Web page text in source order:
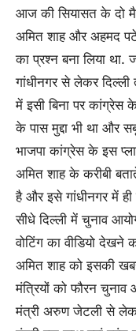
आज की सियासत के दो
अमित शाह और अहमद
का प्रश्न बना लिया
गांधीनगर से लेकर
में इसी बिना पर कांग्रेस
के पास मुद्दा भी था और
भाजपा कांग्रेस के इस
अमित शाह के करीबी
है और इसे गांधीनगर में
सीधे दिल्ली में चुनाव
वोटिंग का वीडियो देखने
अमित शाह को इसकी
मंत्रियों को फौरन
मंत्री अरुण जेटली से